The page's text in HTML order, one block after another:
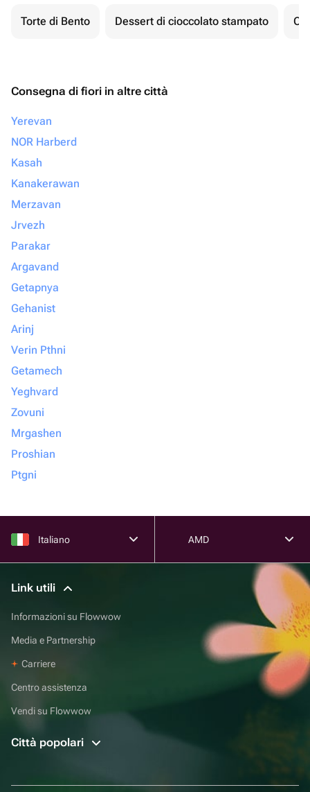
Torte di Bento Dessert di cioccolato stampato
Consegna di fiori in altre città
Yerevan
NOR Harberd
Kasah
Kanakerawan
Merzavan
Jrvezh
Parakar
Argavand
Getapnya
Gehanist
Arinj
Verin Pthni
Getamech
Yeghvard
Zovuni
Mrgashen
Proshian
Ptgni
Italiano AMD
Link utili
Informazioni su Flowwow
Media e Partnership
Carriere
Centro assistenza
Vendi su Flowwow
Città popolari